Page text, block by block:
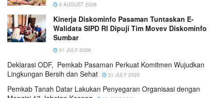
4 AUGUST 2026
Kinerja Diskominfo Pasaman Tuntaskan E-
Walidata SIPD RI Dipuji Tim Movev Diskominfo
Sumbar
31 JULY 2026
Deklarasi ODF, Pemkab Pasaman Perkuat Komitmen Wujudkan
Lingkungan Bersih dan Sehat
31 JULY 2026
Pemkab Tanah Datar Lakukan Penyegaran Organisasi dengan